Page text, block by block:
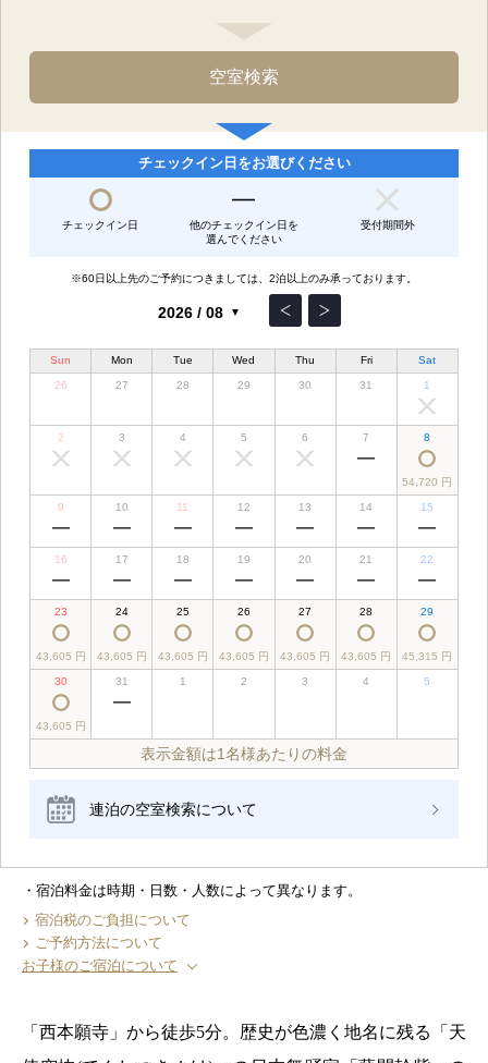
チェックイン日をお選びください
チェックイン日
他のチェックイン日を
選んでください
受付期間外
※60日以上先のご予約につきましては、2泊以上のみ承っております。
Sun Mon Tue Wed Thu Fri Sat
26 27 28 29 30 31 1
2 3 4 5 6 7 8
54,720 円
9 10 11 12 13 14 15
16 17 18 19 20 21 22
23
43,605 円
24
43,605 円
25
43,605 円
26
43,605 円
27
43,605 円
28
43,605 円
29
45,315 円
30
43,605 円
31 1 2 3 4 5
表示金額は1名様あたりの料金
連泊の空室検索について
宿泊料金は時期・日数・人数によって異なります。
宿泊税のご負担について
ご予約方法について
お子様のご宿泊について
「西本願寺」から徒歩5分。歴史が色濃く地名に残る「天